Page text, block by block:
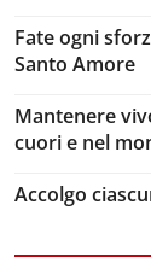
Fate ogni
Santo Amore
Mantenere
cuori e nel
Accolgo